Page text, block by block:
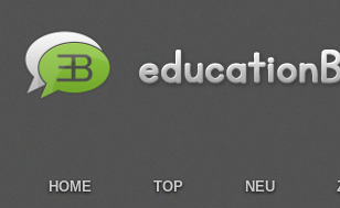
HOME TOP NEU